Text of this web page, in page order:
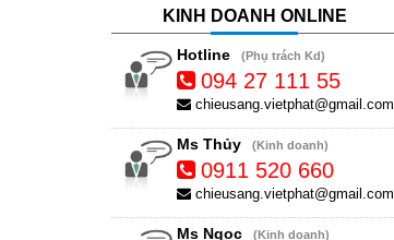
KINH DOANH ONLINE
Hotline (Phụ trách Kd)
094 27 111 55
chieusang.vietphat@gmail.com
Ms Thủy (Kinh doanh)
0911 520 660
chieusang.vietphat@gmail.com
Ms Ngọc (Kinh doanh)